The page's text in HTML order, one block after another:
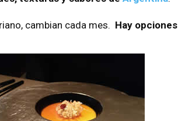
cambian cada mes. Hay opciones